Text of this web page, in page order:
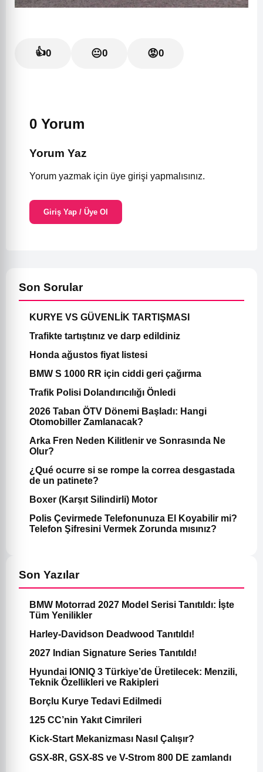
👍0 😐0 😡0
0 Yorum
Yorum Yaz
Yorum yazmak için üye girişi yapmalısınız.
Giriş Yap / Üye Ol
Son Sorular
KURYE VS GÜVENLİK TARTIŞMASI
Trafikte tartıştınız ve darp edildiniz
Honda ağustos fiyat listesi
BMW S 1000 RR için ciddi geri çağırma
Trafik Polisi Dolandırıcılığı Önledi
2026 Taban ÖTV Dönemi Başladı: Hangi
Otomobiller Zamlanacak?
Arka Fren Neden Kilitlenir ve Sonrasında Ne
Olur?
¿Qué ocurre si se rompe la correa desgastada
de un patinete?
Boxer (Karşıt Silindirli) Motor
Polis Çevirmede Telefonunuza El Koyabilir mi?
Telefon Şifresini Vermek Zorunda mısınız?
Son Yazılar
BMW Motorrad 2027 Model Serisi Tanıtıldı: İşte
Tüm Yenilikler
Harley-Davidson Deadwood Tanıtıldı!
2027 Indian Signature Series Tanıtıldı!
Hyundai IONIQ 3 Türkiye’de Üretilecek: Menzili,
Teknik Özellikleri ve Rakipleri
Borçlu Kurye Tedavi Edilmedi
125 CC’nin Yakıt Cimrileri
Kick-Start Mekanizması Nasıl Çalışır?
GSX-8R, GSX-8S ve V-Strom 800 DE zamlandı